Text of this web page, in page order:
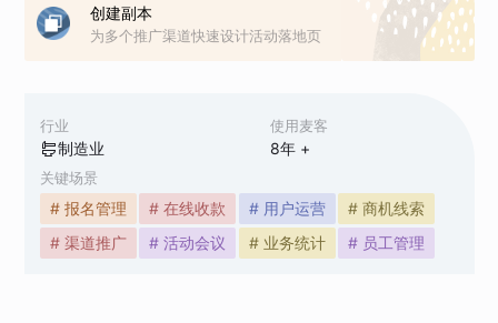
行业
制造业
使用麦客
8年 +
关键场景
# 报名管理 # 在线收款 # 用户运营
# 商机线索
# 渠道推广
# 活动会议 # 业务统计 # 员工管理
创建副本
为多个推广渠道快速设计活动落地页